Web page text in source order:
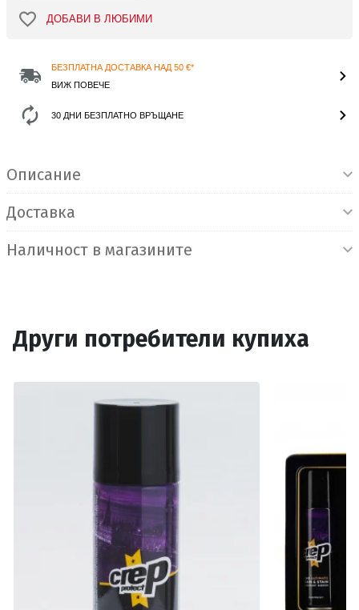
ДОБАВИ В ЛЮБИМИ
БЕЗПЛАТНА ДОСТАВКА НАД 50 €*
ВИЖ ПОВЕЧЕ
30 ДНИ БЕЗПЛАТНО ВРЪЩАНЕ
Описание
Доставка
Наличност в магазините
Други потребители купиха